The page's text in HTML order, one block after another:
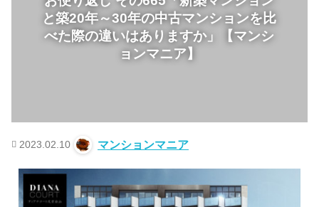
と築20年～30年の中古マンションを比
べた際の違いはありますか」【マンシ
ョンマニア】
2023.02.10 マンションマニア